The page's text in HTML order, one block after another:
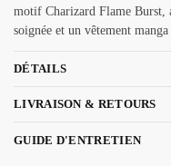
motif Charizard Flame Burst,
soignée et un vêtement
DÉTAILS
LIVRAISON & RETOURS
GUIDE D'ENTRETIEN